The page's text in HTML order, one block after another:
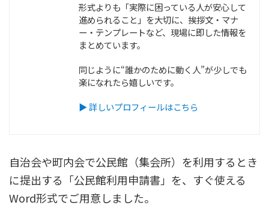
形式よりも「実際に困っている人が安心して
進められること」を大切に、挨拶文・マナ
ー・テンプレートなど、現場に即した情報を
まとめています。
同じように“誰かのために動く人”が少しでも
楽になれたら嬉しいです。
▶ 詳しいプロフィールはこちら
自治会や町内会で公民館（集会所）を利用するとき
に提出する「公民館利用申請書」を、すぐ使える
Word形式でご用意しました。